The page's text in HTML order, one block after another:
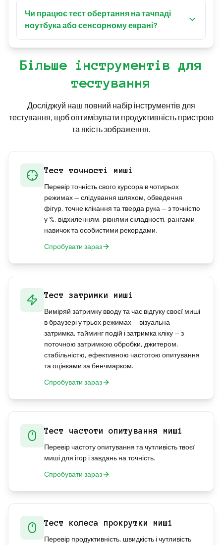
обмежує виміряний RPM. Якщо так стається,
більше коло чи кращий ігровий сенсор
відстежуватиме чистіше.
локально у вашому браузері для кожної
тривалості та напрямку, тож ви можете
не залишають ваш пристрій — очищення
сховища браузера скине їх.
Чи працює тест обертання на тачпаді
ноутбука або сенсорному екрані?
окреслене пальцем на сенсорному екрані,
зареєструє оберти та RPM. Однак для
результатів, що відображають справжнє ігрове
обладнання, найбільш показовий результат
дає миша на килимку.
Більше інструментів для
тестування
Досліджуй наш повний набір інструментів для
тестування, щоб оптимізувати продуктивність пристрою
та якість зображення.
Тест точності миші
Перевір точність свого курсора в чотирьох
режимах — слідування шляхом, обведення
фігур, точне клікання та тверда рука — з точністю
у %, відхиленням, рівнями складності, рангами
навичок та особистими рекордами.
Спробувати зараз
Тест затримки миші
Виміряй затримку вводу та час відгуку своєї миші
в браузері у трьох режимах — візуальна
затримка, тайминг подій і затримка кліку — з
поточною затримкою обробки, джитером,
стабільністю, ефективною частотою опитування
та оцінками за бенчмарком.
Спробувати зараз
Тест частоти опитування миші
Перевір частоту опитування та чутливість твоєї
миші для ігор і завдань на точність.
Спробувати зараз
Тест колеса прокрутки миші
Перевір продуктивність, швидкість і чутливість